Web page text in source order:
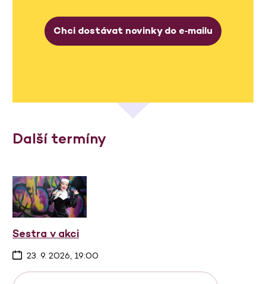
Chci dostávat novinky do e‑mailu
Další termíny
Sestra v akci
23. 9. 2026, 19:00